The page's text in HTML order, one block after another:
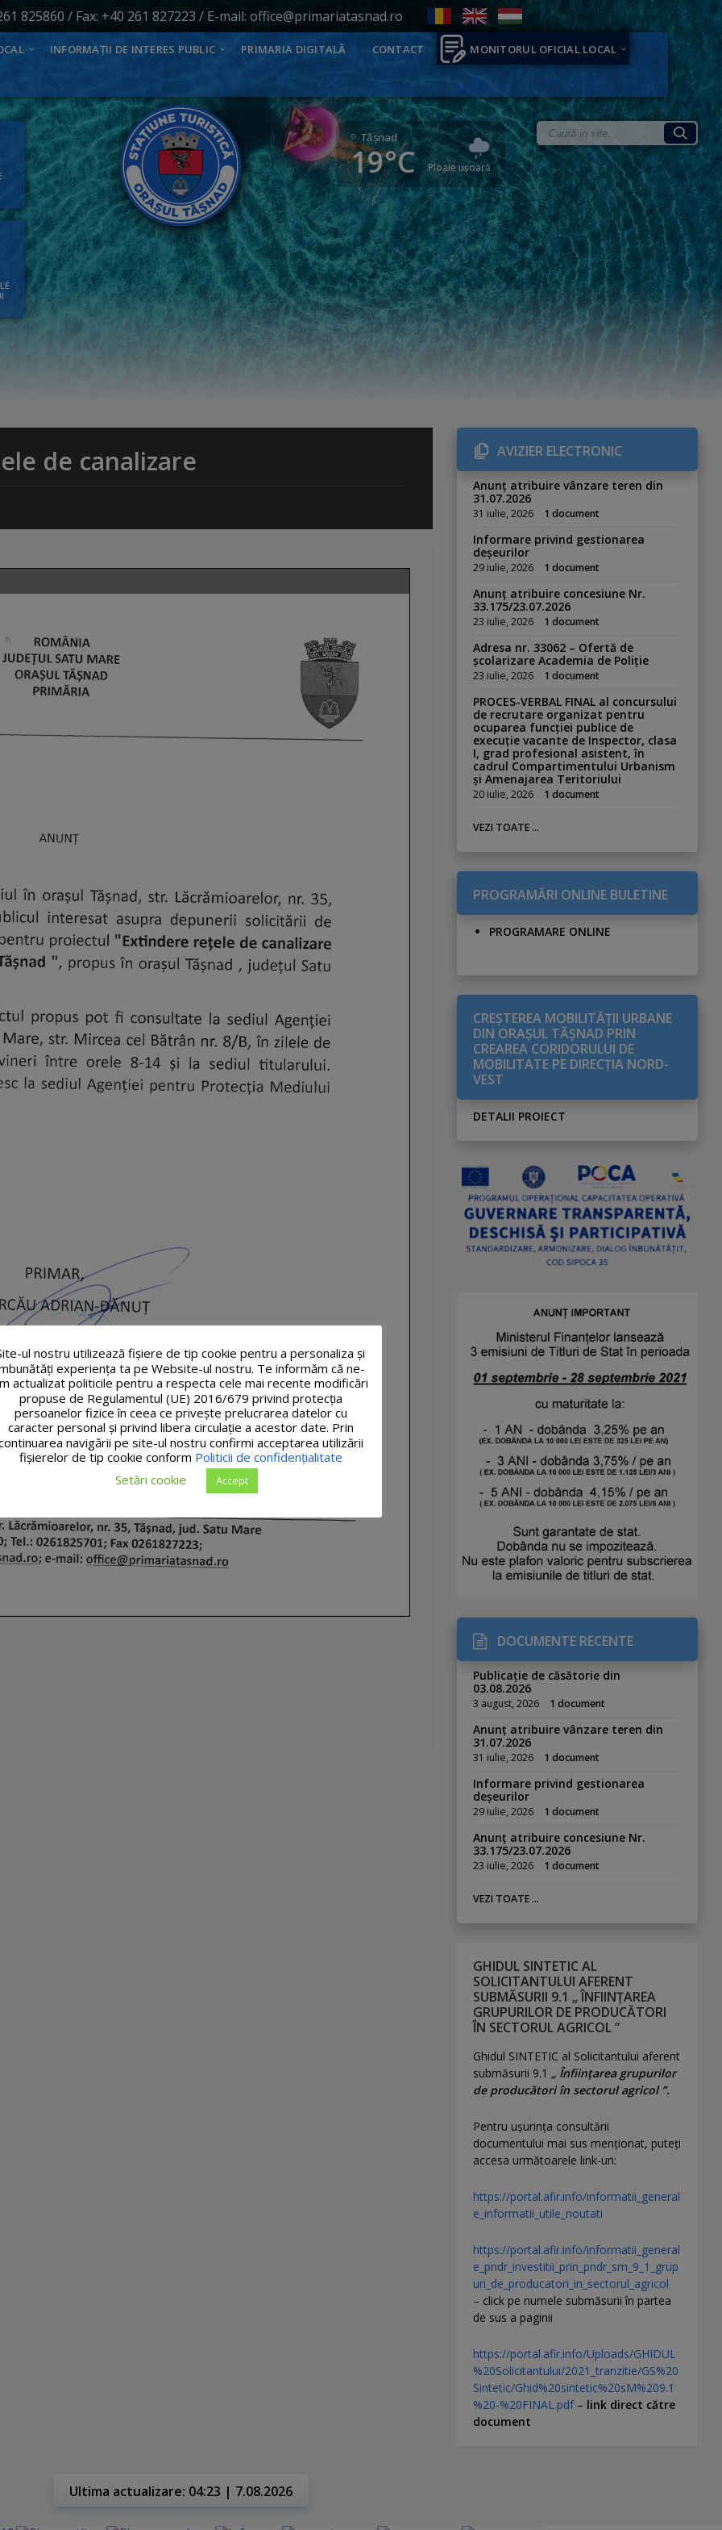
825860 / Fax: +40 261 827223 / E-mail: office@primariatasnad.ro
INFORMAȚII DE INTERES PUBLIC PRIMARIA DIGITALĂ CONTACT MONITORUL OFICIAL LOCAL
Tăşnad
19°C Ploaie ușoară
de canalizare AVIZIER ELECTRONIC
Anunț atribuire vânzare teren din
31.07.2026
31 iulie, 2026 1 document
Informare privind gestionarea
deșeurilor
29 iulie, 2026 1 document
Anunț atribuire concesiune Nr.
33.175/23.07.2026
23 iulie, 2026 1 document
Adresa nr. 33062 – Ofertă de
școlarizare Academia de Poliție
23 iulie, 2026 1 document
PROCES-VERBAL FINAL al concursului
de recrutare organizat pentru
ocuparea funcției publice de
execuție vacante de Inspector, clasa
I, grad profesional asistent, în
cadrul Compartimentului Urbanism
și Amenajarea Teritoriului
20 iulie, 2026 1 document
VEZI TOATE ...
PROGRAMĂRI ONLINE BULETINE
PROGRAMARE ONLINE
CREŞTEREA MOBILITĂŢII URBANE
DIN ORAŞUL TĂŞNAD PRIN
CREAREA CORIDORULUI DE
MOBILITATE PE DIRECŢIA NORD-
VEST
DETALII PROIECT
DOCUMENTE RECENTE
Publicație de căsătorie din
03.08.2026
3 august, 2026 1 document
Anunț atribuire vânzare teren din
31.07.2026
31 iulie, 2026 1 document
Informare privind gestionarea
deșeurilor
29 iulie, 2026 1 document
Anunț atribuire concesiune Nr.
33.175/23.07.2026
23 iulie, 2026 1 document
VEZI TOATE ...
GHIDUL SINTETIC AL
SOLICITANTULUI AFERENT
SUBMĂSURII 9.1 „ ÎNFIINȚAREA
GRUPURILOR DE PRODUCĂTORI
ÎN SECTORUL AGRICOL ”
Ghidul SINTETIC al Solicitantului aferent
submăsurii 9.1 „ Înființarea grupurilor
de producători în sectorul agricol ”.
Pentru uşurinţa consultării
documentului mai sus menţionat, puteţi
accesa următoarele link-uri:
https://portal.afir.info/informatii_general
e_informatii_utile_noutati
https://portal.afir.info/informatii_general
e_pndr_investitii_prin_pndr_sm_9_1_grup
uri_de_producatori_in_sectorul_agricol
– click pe numele submăsurii în partea
de sus a paginii
https://portal.afir.info/Uploads/GHIDUL
%20Solicitantului/2021_tranzitie/GS%20
Sintetic/Ghid%20sintetic%20sM%209.1
%20-%20FINAL.pdf– link direct către
document
Ultima actualizare: 04:23 | 7.08.2026
ul nostru utilizează fişiere de tip cookie pentru a personaliza și
experiența ta pe Website-ul nostru. Te informăm că ne-
actualizat politicile pentru a respecta cele mai recente modificări
propuse de Regulamentul (UE) 2016/679 privind protecția
persoanelor fizice în ceea ce privește prelucrarea datelor cu
caracter personal și privind libera circulație a acestor date. Prin
navigării pe site-ul nostru confirmi acceptarea utilizării
fişierelor de tip cookie conform Politicii de confidențialitate
Setări cookie
Accept